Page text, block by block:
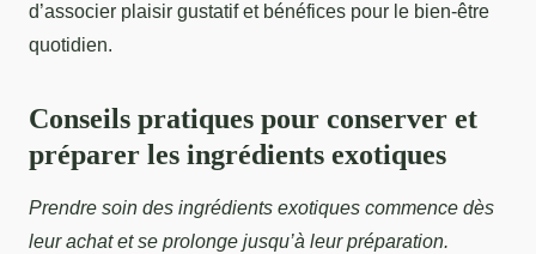
d’associer plaisir gustatif et bénéfices pour le bien-être
quotidien.
Conseils pratiques pour conserver et
préparer les ingrédients exotiques
Prendre soin des ingrédients exotiques commence dès
leur achat et se prolonge jusqu’à leur préparation.